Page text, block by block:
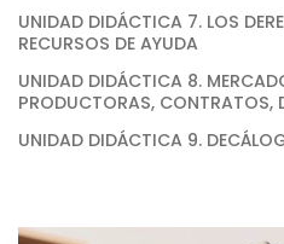
UNIDAD DIDÁCTICA 7. LOS
RECURSOS DE AYUDA
UNIDAD DIDÁCTICA 8.
PRODUCTORAS, CONTRATOS,
UNIDAD DIDÁCTICA 9.